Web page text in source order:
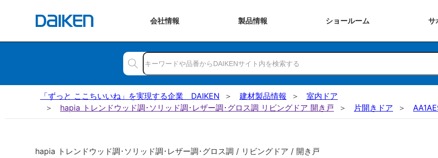
会社情報 製品情報 ショールーム サ
「ずっと ここちいいね」を実現する企業 DAIKEN 建材製品情報
室内ドア
hapia トレンドウッド調･ソリッド調･レザー調･グロス調 リビングドア 開き戸
片開きドア
hapia トレンドウッド調･ソリッド調･レザー調･グロス調 / リビングドア / 開き戸